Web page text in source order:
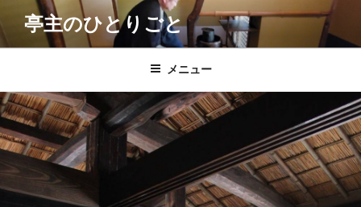
ン
テ
へ
ス
キ
亭主のひとりごと
メニュー